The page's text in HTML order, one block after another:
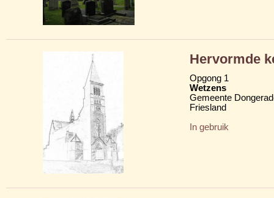
Hervormde
Opgong 1
Wetzens
Gemeente
Friesland
In gebruik